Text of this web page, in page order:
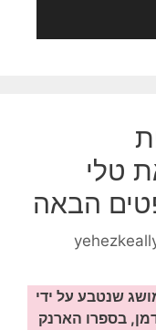
טלי
הבאה
שנטבע על ידי
בספרו הארנק